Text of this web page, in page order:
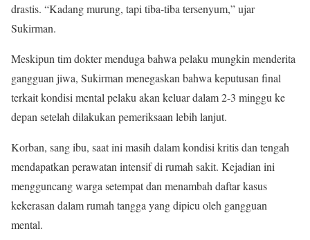
drastis. “Kadang murung, tapi tiba-tiba tersenyum,” ujar
Sukirman.
Meskipun tim dokter menduga bahwa pelaku mungkin menderita
gangguan jiwa, Sukirman menegaskan bahwa keputusan final
terkait kondisi mental pelaku akan keluar dalam 2-3 minggu ke
depan setelah dilakukan pemeriksaan lebih lanjut.
Korban, sang ibu, saat ini masih dalam kondisi kritis dan tengah
mendapatkan perawatan intensif di rumah sakit. Kejadian ini
mengguncang warga setempat dan menambah daftar kasus
kekerasan dalam rumah tangga yang dipicu oleh gangguan
mental.